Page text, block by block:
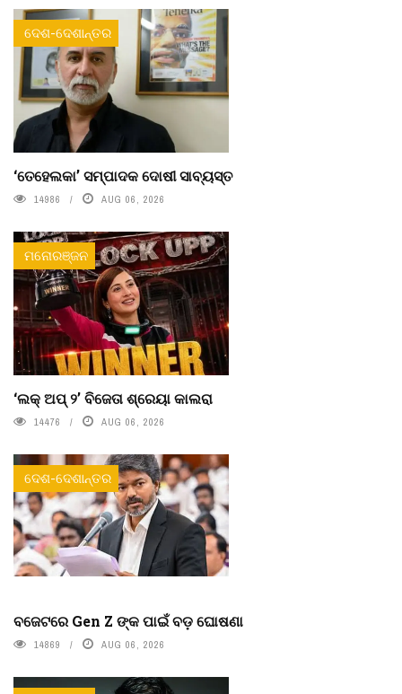
ଦେଶ-ଦେଶାନ୍ତର
‘ତେହେଲକା’ ସମ୍ପାଦକ ଦୋଷୀ ସାବ୍ୟସ୍ତ
14986 AUG 06, 2026
ମନୋରଞ୍ଜନ
‘ଲକ୍ ଅପ୍ ୨’ ବିଜେତା ଶ୍ରେୟା କାଲରା
14476 AUG 06, 2026
ଦେଶ-ଦେଶାନ୍ତର
ବଜେଟରେ Gen Z ଙ୍କ ପାଇଁ ବଡ଼ ଘୋଷଣା
14869 AUG 06, 2026